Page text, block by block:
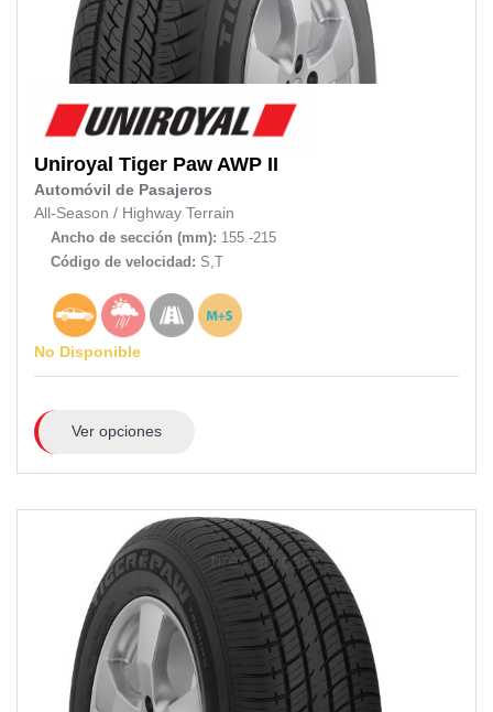
Uniroyal Tiger Paw AWP II
Automóvil de Pasajeros
All-Season / Highway Terrain
Ancho de sección (mm): 155 -215
Código de velocidad: S,T
No Disponible
Ver opciones